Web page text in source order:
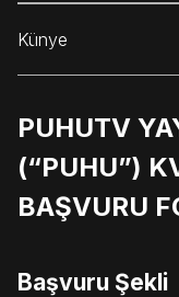
Künye
PUHUTV
(“PUHU”)
BAŞVURU
Başvuru Şekli